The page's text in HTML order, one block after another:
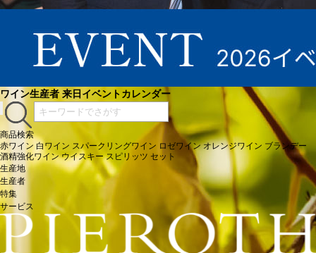
ワイン生産者 来日イベントカレンダー
商品検索
赤ワイン 白ワイン スパークリングワイン ロゼワイン オレンジワイン ブランデー
酒精強化ワイン ウイスキー スピリッツ セット
生産地
生産者
特集
サービス